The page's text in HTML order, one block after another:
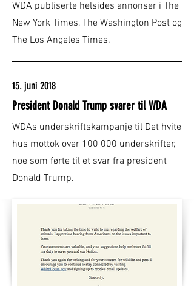
WDA publiserte helsides annonser i The
New York Times, The Washington Post og
The Los Angeles Times.
15. juni 2018
President Donald Trump svarer til WDA
WDAs underskriftskampanje til Det hvite
hus mottok over 100 000 underskrifter,
noe som førte til et svar fra president
Donald Trump.